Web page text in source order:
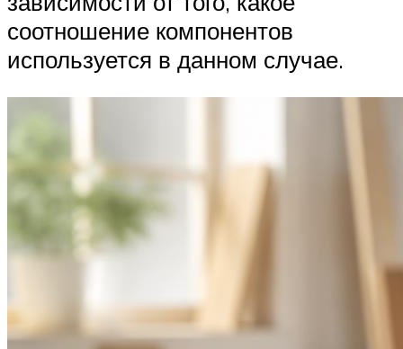
соотношение компонентов
используется в данном случае.